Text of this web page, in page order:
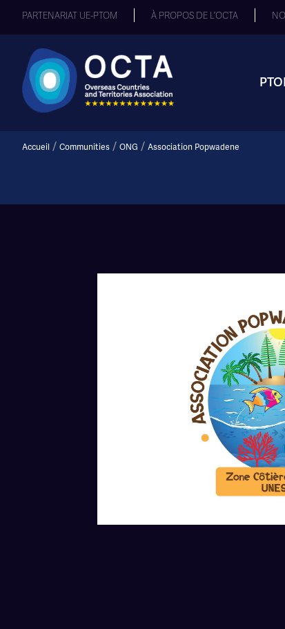
PARTENARIAT UE-PTOM À PROPOS DE L’OCTA
Accueil / Communities / ONG / Association Popwadene